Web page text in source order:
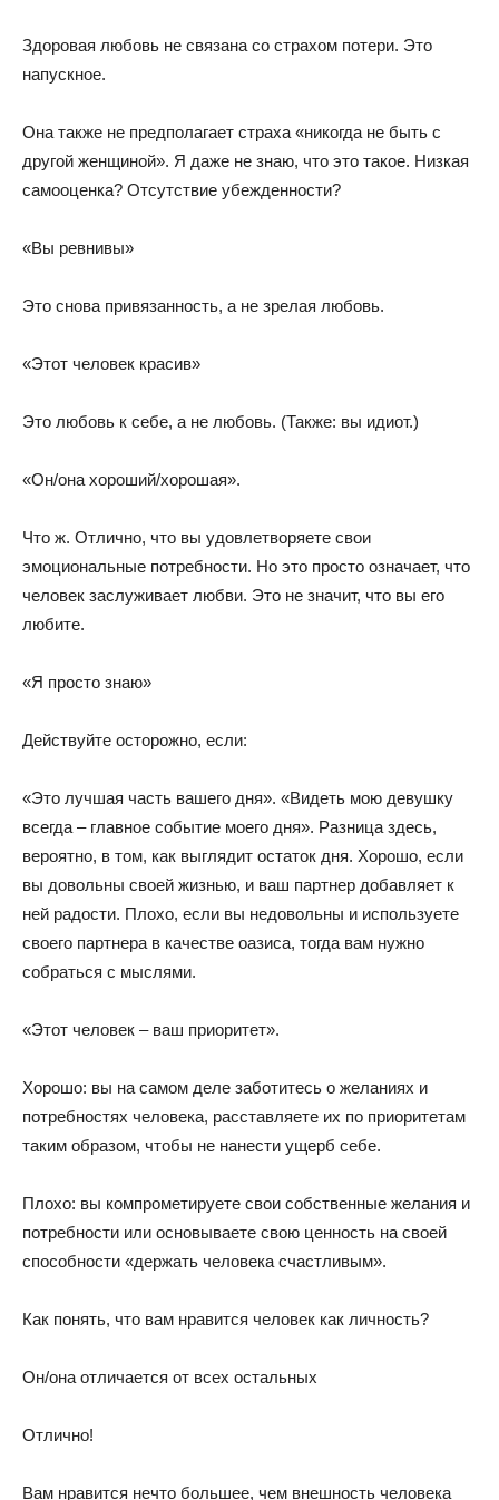
Здоровая любовь не связана со страхом потери. Это
напускное.
Она также не предполагает страха «никогда не быть с
другой женщиной». Я даже не знаю, что это такое. Низкая
самооценка? Отсутствие убежденности?
«Вы ревнивы»
Это снова привязанность, а не зрелая любовь.
«Этот человек красив»
Это любовь к себе, а не любовь. (Также: вы идиот.)
«Он/она хороший/хорошая».
Что ж. Отлично, что вы удовлетворяете свои
эмоциональные потребности. Но это просто означает, что
человек заслуживает любви. Это не значит, что вы его
любите.
«Я просто знаю»
Действуйте осторожно, если:
«Это лучшая часть вашего дня». «Видеть мою девушку
всегда – главное событие моего дня». Разница здесь,
вероятно, в том, как выглядит остаток дня. Хорошо, если
вы довольны своей жизнью, и ваш партнер добавляет к
ней радости. Плохо, если вы недовольны и используете
своего партнера в качестве оазиса, тогда вам нужно
собраться с мыслями.
«Этот человек – ваш приоритет».
Хорошо: вы на самом деле заботитесь о желаниях и
потребностях человека, расставляете их по приоритетам
таким образом, чтобы не нанести ущерб себе.
Плохо: вы компрометируете свои собственные желания и
потребности или основываете свою ценность на своей
способности «держать человека счастливым».
Как понять, что вам нравится человек как личность?
Он/она отличается от всех остальных
Отлично!
Вам нравится нечто большее, чем внешность человека